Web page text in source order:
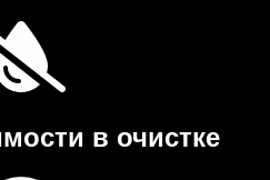
в очистке